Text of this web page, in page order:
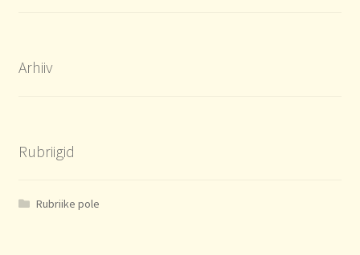
Arhiiv
Rubriigid
Rubriike pole